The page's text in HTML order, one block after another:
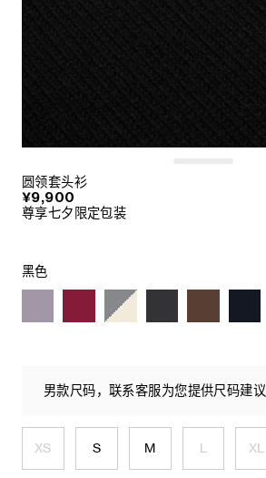
圆领套头衫
¥9,900
尊享七夕限定包装
黑色
男款尺码，联系客服为您提供尺码建议
XS S M L XL